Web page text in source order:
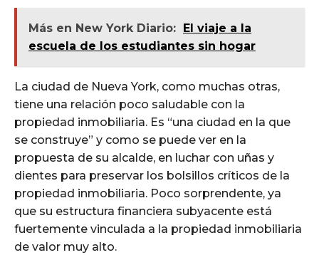
Más en New York Diario:
El viaje a la
escuela de los estudiantes sin hogar
La ciudad de Nueva York, como muchas otras,
tiene una relación poco saludable con la
propiedad inmobiliaria. Es “una ciudad en la que
se construye” y como se puede ver en la
propuesta de su alcalde, en luchar con uñas y
dientes para preservar los bolsillos críticos de la
propiedad inmobiliaria. Poco sorprendente, ya
que su estructura financiera subyacente está
fuertemente vinculada a la propiedad inmobiliaria
de valor muy alto.